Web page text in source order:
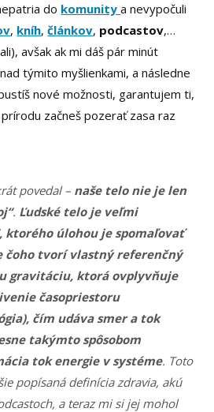
do komunitya nevypočuli
, kníh,článkov, podcastov,…
avšak ak mi dáš pár minút
týmito myšlienkami, a následne
nové možnosti, garantujem ti,
začneš pozerať zasa raz
povedal – naše telo nie je len
. Ľudské telo je veľmi
ktorého úlohou je spomaľovať
čoho tvorí vlastný referenčný
gravitáciu, ktorá ovplyvňuje
časopriestoru
čím udáva smer a tok
takýmto spôsobom
tok energie v systéme. Toto
popísaná definícia zdravia, akú
a teraz mi si jej mohol